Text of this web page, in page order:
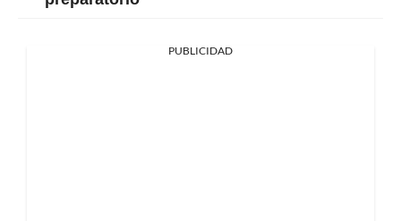
PUBLICIDAD